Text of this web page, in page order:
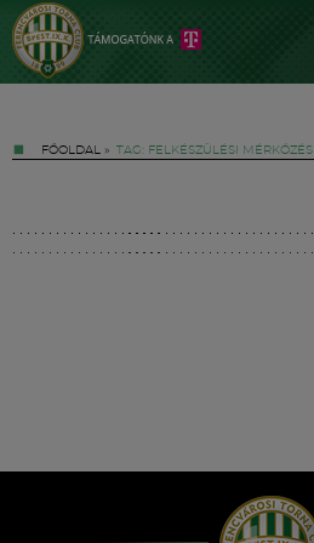
FŐOLDAL » TAG: FELKÉSZÜLÉSI MÉRKŐZÉS
Hírek